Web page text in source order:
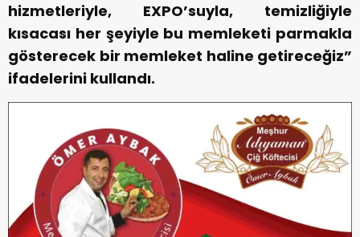
hizmetleriyle, EXPO’suyla, temizliğiyle
kısacası her şeyiyle bu memleketi parmakla
gösterecek bir memleket haline getireceğiz”
ifadelerini kullandı.